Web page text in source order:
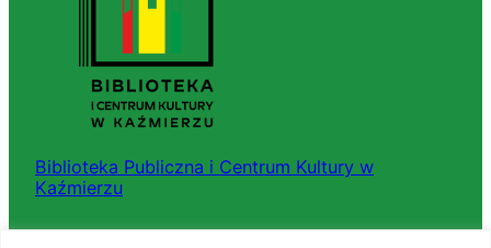
Biblioteka Publiczna i Centrum Kultury w
Kaźmierzu